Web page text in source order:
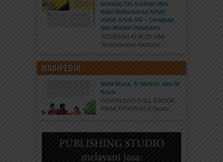
tentang Siti Aminah (Ibu
Nabi Muhammad SAW)
untuk Anak SD – Lengkap
dan Mudah Dipahami
SEDEKAH KLIK DI SINI
“Investasikan hartamu...
NABIPEDIA
Nabi Musa, Si Miskin, dan Si
Kaya
DOWNLOAD FULL EBOOK
ANAK PRINTABLE Suatu...